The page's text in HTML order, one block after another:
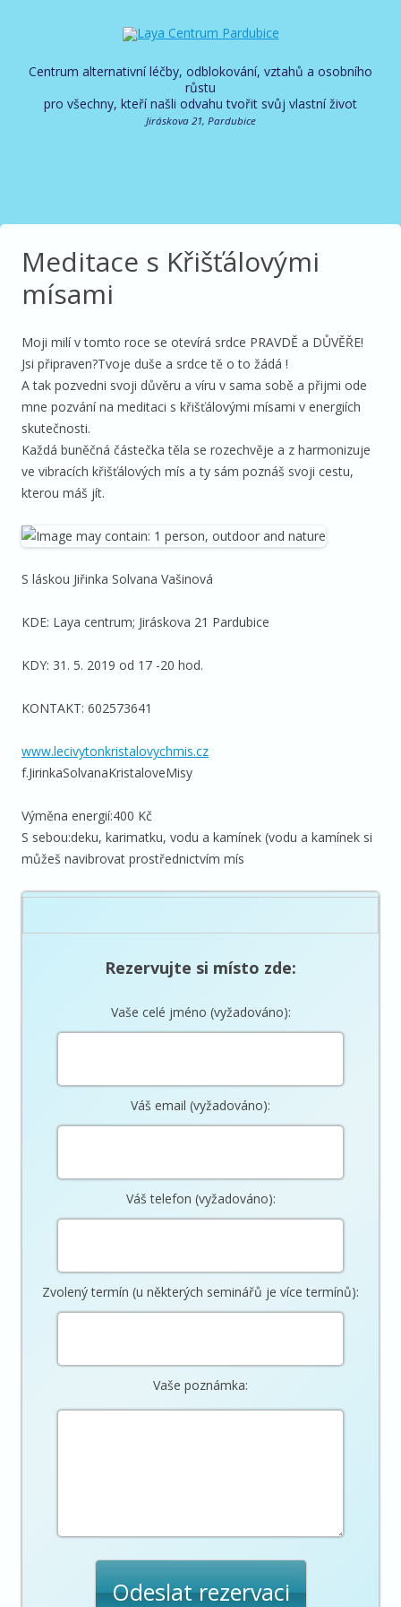
Centrum alternativní léčby, odblokování, vztahů a osobního
růstu
pro všechny, kteří našli odvahu tvořit svůj vlastní život
Jiráskova 21, Pardubice
Meditace s Křišťálovými
mísami
Moji milí v tomto roce se otevírá srdce PRAVDĚ a DŮVĚŘE!
Jsi připraven?Tvoje duše a srdce tě o to žádá !
A tak pozvedni svoji důvěru a víru v sama sobě a přijmi ode
mne pozvání na meditaci s křišťálovými mísami v energiích
skutečnosti.
Každá buněčná částečka těla se rozechvěje a z harmonizuje
ve vibracích křišťálových mís a ty sám poznáš svoji cestu,
kterou máš jít.
S láskou Jiřinka Solvana Vašinová
KDE: Laya centrum; Jiráskova 21 Pardubice
KDY: 31. 5. 2019 od 17 -20 hod.
KONTAKT: 602573641
www.lecivytonkristalovychmis.cz
f.JirinkaSolvanaKristaloveMisy
Výměna energií:400 Kč
S sebou:deku, karimatku, vodu a kamínek (vodu a kamínek si
můžeš navibrovat prostřednictvím mís
Rezervujte si místo zde:
Vaše celé jméno (vyžadováno):
Váš email (vyžadováno):
Váš telefon (vyžadováno):
Zvolený termín (u některých seminářů je více termínů):
Vaše poznámka: